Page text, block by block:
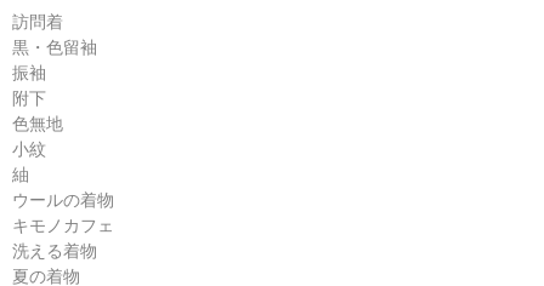
訪問着
黒・色留袖
振袖
附下
色無地
小紋
紬
ウールの着物
キモノカフェ
洗える着物
夏の着物